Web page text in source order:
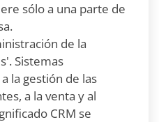
sólo a una parte de
de la
Sistemas
la gestión de las
a la venta y al
CRM se